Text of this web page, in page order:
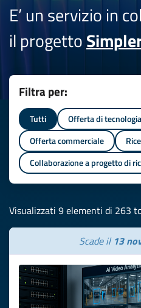
E’ un servizio in
il progetto
Filtra per:
Tutti Offerta di tecnologia
Offerta commerciale
Collaborazione a progetto di
Visualizzati 9 elementi di 263
Scade il 13